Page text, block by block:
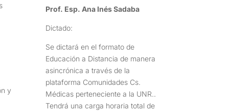
y
Prof. Esp. Ana Inés Sadaba
Dictado:
Se dictará en el formato de
Educación a Distancia de manera
asincrónica a través de la
plataforma Comunidades Cs.
Médicas perteneciente a la UNR..
Tendrá una carga horaria total de